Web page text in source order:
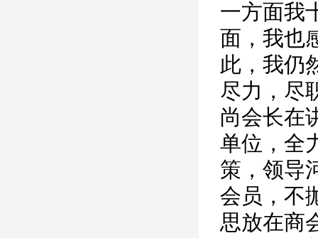
一方面我
面，我也
此，我仍
尽力，尽
尚会长在
单位，全
策，领导
会员，不
思放在商